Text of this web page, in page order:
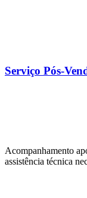
Serviço Pós-
Acompanhamento
assistência técnica